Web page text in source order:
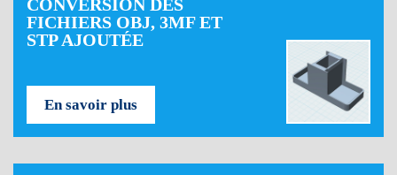
CONVERSION DES
FICHIERS OBJ, 3MF ET
STP AJOUTÉE
En savoir plus